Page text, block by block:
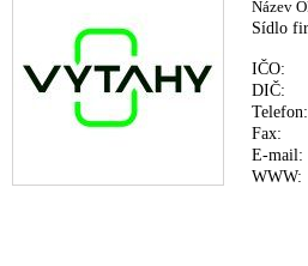
Název
Sídlo
IČO:
DIČ:
Telefon:
Fax:
E-mail:
WWW: